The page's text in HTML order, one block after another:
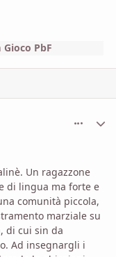
Gioco PbF
Un ragazzone
di lingua ma forte e
comunità piccola,
marziale su
di cui sin da
Ad insegnargli i